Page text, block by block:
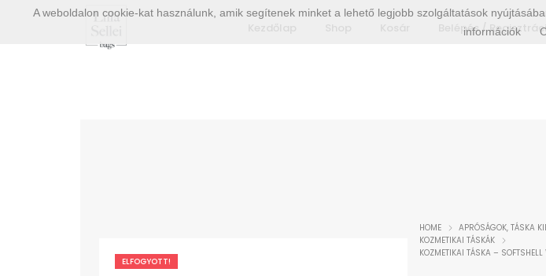
Belépés /
ELFOGYOTT!
HOME
APRÓSÁGOK, TÁSKA
KOZMETIKAI TÁSKÁK
KOZMETIKAI TÁSKA –
A weboldalon cookie-kat használunk, amik segítenek minket a lehető legjobb szolgáltatások
információk